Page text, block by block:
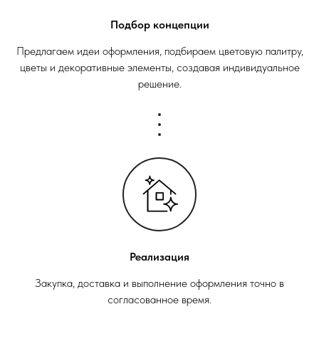
Подбор концепции
Предлагаем идеи оформления, подбираем цветовую палитру,
цветы и декоративные элементы, создавая индивидуальное
решение.
Реализация
Закупка, доставка и выполнение оформления точно в
согласованное время.